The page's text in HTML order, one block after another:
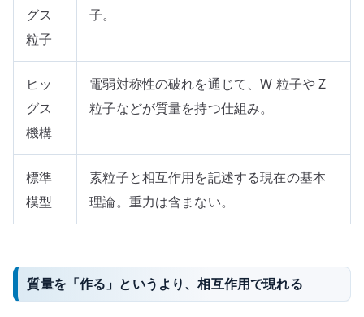
グス
粒子
子。
ヒッ
グス
機構
電弱対称性の破れを通じて、W 粒子や Z
粒子などが質量を持つ仕組み。
標準
模型
素粒子と相互作用を記述する現在の基本
理論。重力は含まない。
質量を「作る」というより、相互作用で現れる